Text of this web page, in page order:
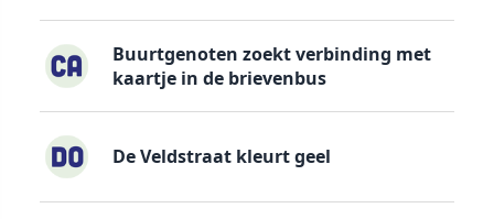
Buurtgenoten zoekt verbinding met
kaartje in de brievenbus
De Veldstraat kleurt geel